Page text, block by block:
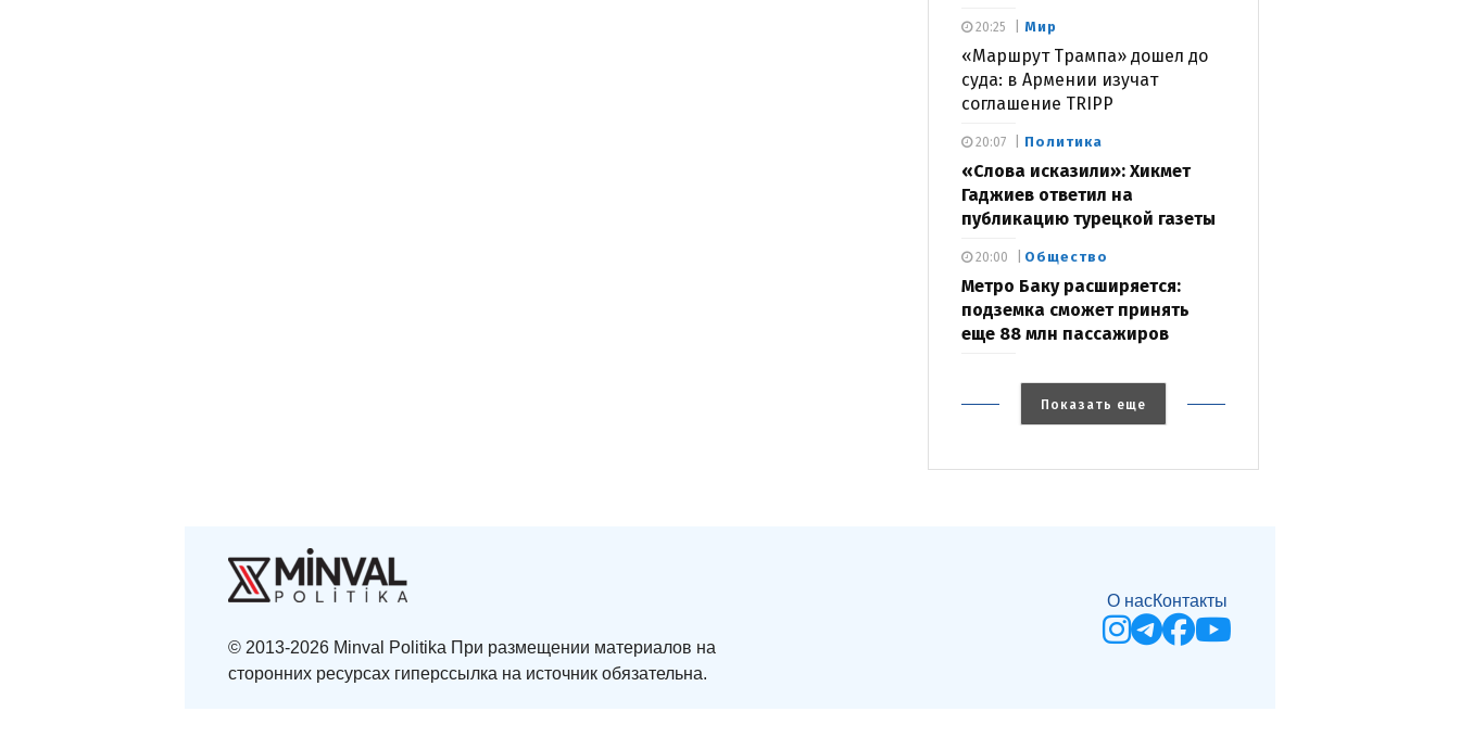
Мир
«Маршрут Трампа» дошел до
суда: в Армении изучат
соглашение TRIPP
20:25
Политика
«Слова исказили»: Хикмет
Гаджиев ответил на
публикацию турецкой газеты
20:07
Общество
Метро Баку расширяется:
подземка сможет принять
еще 88 млн пассажиров
20:00
Показать еще
© 2013-2026 Minval Politika При размещении материалов на
сторонних ресурсах гиперссылка на источник обязательна.
О насКонтакты